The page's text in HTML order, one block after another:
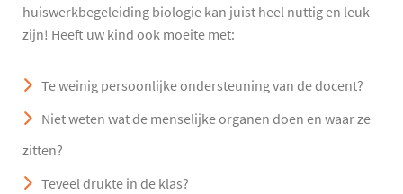
huiswerkbegeleiding biologie kan juist heel nuttig en leuk
zijn! Heeft uw kind ook moeite met:
Te weinig persoonlijke ondersteuning van de docent?
Niet weten wat de menselijke organen doen en waar ze
zitten?
Teveel drukte in de klas?